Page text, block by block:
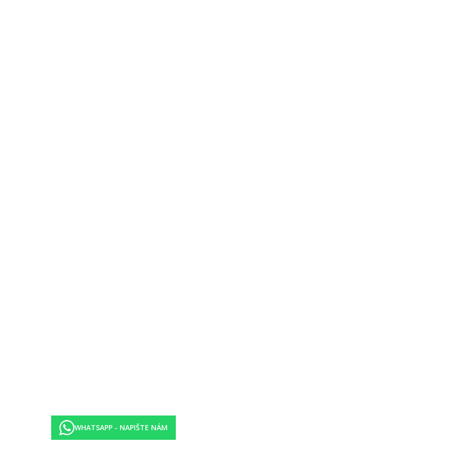
WHATSAPP - NAPIŠTE NÁM